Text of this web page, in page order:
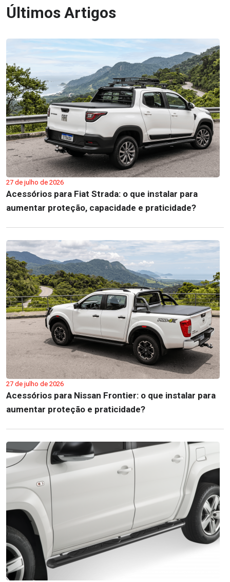
Últimos Artigos
27 de julho de 2026
Acessórios para Fiat Strada: o que instalar para
aumentar proteção, capacidade e praticidade?
27 de julho de 2026
Acessórios para Nissan Frontier: o que instalar para
aumentar proteção e praticidade?